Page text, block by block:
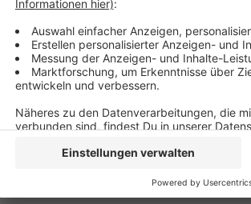
Großeinsatz der
Gegen ihn wird
ermittelt.
Anzeige